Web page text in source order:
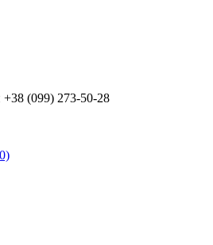
+38 (099) 273-50-28